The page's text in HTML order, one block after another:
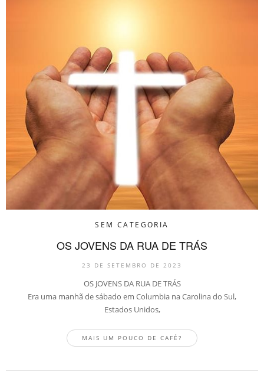
SEM CATEGORIA
OS JOVENS DA RUA DE TRÁS
23 DE SETEMBRO DE 2023
OS JOVENS DA RUA DE TRÁS
Era uma manhã de sábado em Columbia na Carolina do Sul,
Estados Unidos,
MAIS UM POUCO DE CAFÉ?